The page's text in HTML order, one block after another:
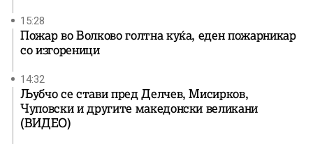
15:28
Пожар во Волково голтна куќа, еден пожарникар
со изгореници
14:32
Љубчо се стави пред Делчев, Мисирков,
Чуповски и другите македонски великани
(ВИДЕО)